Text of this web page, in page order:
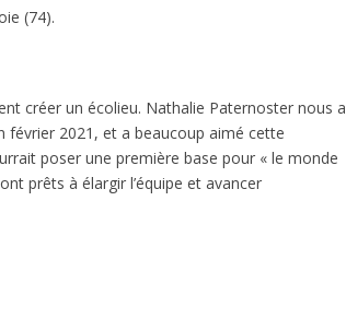
(74).
créer un écolieu. Nathalie Paternoster nous a
2021, et a beaucoup aimé cette
poser une première base pour « le monde
prêts à élargir l’équipe et avancer